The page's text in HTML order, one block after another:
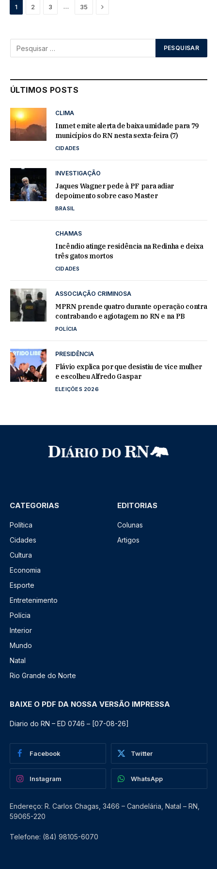
1 2 3 … 35 Next
ÚLTIMOS POSTS
CLIMA
Inmet emite alerta de baixa umidade para 79
municípios do RN nesta sexta-feira (7)
CIDADES
INVESTIGAÇÃO
Jaques Wagner pede à PF para adiar
depoimento sobre caso Master
BRASIL
CHAMAS
Incêndio atinge residência na Redinha e deixa
três gatos mortos
CIDADES
ASSOCIAÇÃO CRIMINOSA
MPRN prende quatro durante operação contra
contrabando e agiotagem no RN e na PB
POLÍCIA
PRESIDÊNCIA
Flávio explica por que desistiu de vice mulher
e escolheu Alfredo Gaspar
ELEIÇÕES 2026
CATEGORIAS
Política
Cidades
Cultura
Economia
Esporte
Entretenimento
Polícia
Interior
Mundo
Natal
Rio Grande do Norte
EDITORIAS
Colunas
Artigos
BAIXE O PDF DA NOSSA VERSÃO IMPRESSA
Diario do RN – ED 0746 – [07-08-26]
Facebook Twitter
Instagram WhatsApp
Endereço: R. Carlos Chagas, 3466 – Candelária, Natal – RN,
59065-220
Telefone: (84) 98105-6070